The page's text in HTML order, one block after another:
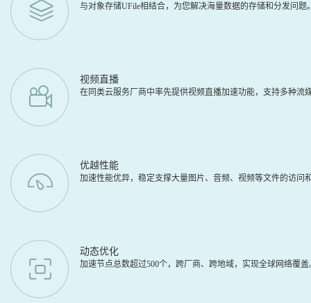
与对象存储UFile相结合，为您解决海量数据的存储和分发问
视频直播
在同类云服务厂商中率先提供视频直播加速功能，支持多种流
优越性能
加速性能优异，稳定支撑大量图片、音频、视频等文件的访问
动态优化
加速节点总数超过500个，跨厂商、跨地域，实现全球网络覆